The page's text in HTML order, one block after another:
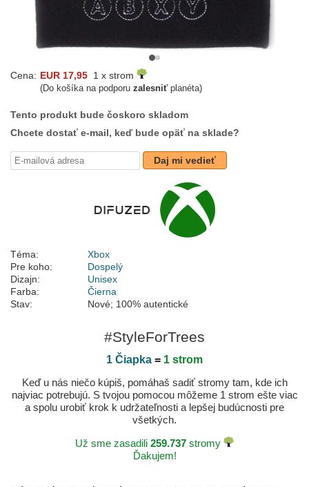
Cena: EUR 17,95 1 x strom
(Do košíka na podporu zalesniťplanéta)
Tento produkt bude čoskoro skladom
Chcete dostať e-mail, keď bude opäť na sklade?
Daj mi vedieť
Téma:
Xbox
Pre koho:
Dospelý
Dizajn:
Unisex
Farba:
Čierna
Stav:
Nové; 100% autentické
#StyleForTrees
1 Čiapka = 1 strom
Keď u nás niečo kúpiš, pomáhaš sadiť stromy tam, kde ich
najviac potrebujú. S tvojou pomocou môžeme 1 strom ešte viac
a spolu urobiť krok k udržateľnosti a lepšej budúcnosti pre
všetkých.
Už sme zasadili 259.737 stromy
Ďakujem!